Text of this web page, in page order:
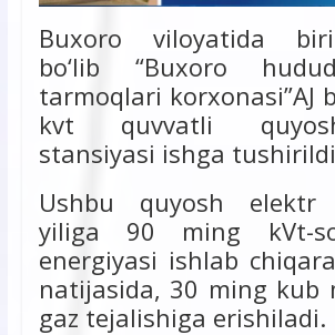
Buxoro viloyatida
bо‘lib “Buxoro
tarmoqlari korxonasi”AJ
kvt quvvatli
stansiyasi ishga
Ushbu quyosh elektr
yiliga 90 ming kVt-
energiyasi ishlab
natijasida, 30 ming kub
gaz tejalishiga erishiladi.